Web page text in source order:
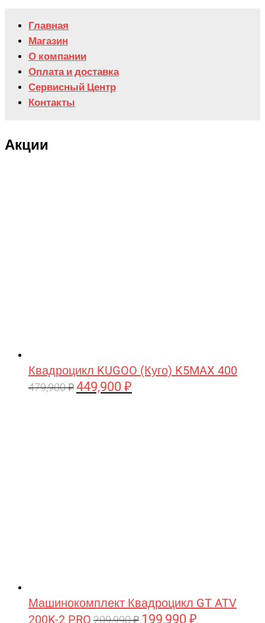
Главная
Магазин
О компании
Оплата и доставка
Сервисный Центр
Контакты
Акции
Квадроцикл KUGOO (Куго) K5MAX 400
479,900₽ Первоначальная
449,900 ₽
Машинокомплект Квадроцикл GT ATV
200K-2 PRO 209,990₽ Первоначальная
199,990 ₽